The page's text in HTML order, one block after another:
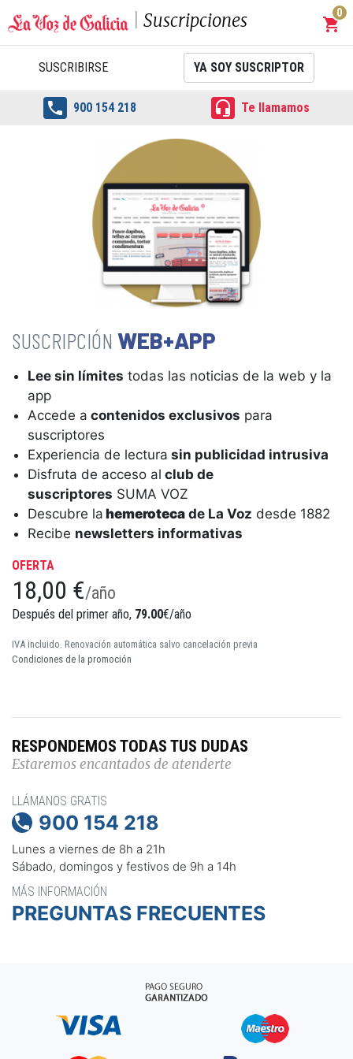
Suscripciones shopping_cart
0
SUSCRIBIRSE YA SOY SUSCRIPTOR
 900 154 218  Te llamamos
WEB+APP
Lee sin límites todas las noticias de la web y la
app
Accede a contenidos exclusivos para
suscriptores
Experiencia de lectura sin publicidad intrusiva
Disfruta de acceso al club de
suscriptores SUMA VOZ
Descubre la hemeroteca de La Voz desde 1882
Recibe newsletters informativas
OFERTA
18,00 €/año
Después del primer año, 79.00€/año
IVA incluido. Renovación automática salvo cancelación previa
Condiciones de la promoción
RESPONDEMOS TODAS TUS DUDAS
Estaremos encantados de atenderte
LLÁMANOS GRATIS
 900 154 218
Lunes a viernes de 8h a 21h
Sábado, domingos y festivos de 9h a 14h
MÁS INFORMACIÓN
PREGUNTAS FRECUENTES